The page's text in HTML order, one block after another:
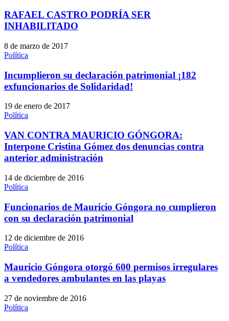
RAFAEL CASTRO PODRÍA SER
INHABILITADO
8 de marzo de 2017
Política
Incumplieron su declaración patrimonial ¡182
exfuncionarios de Solidaridad!
19 de enero de 2017
Política
VAN CONTRA MAURICIO GÓNGORA:
Interpone Cristina Gómez dos denuncias contra
anterior administración
14 de diciembre de 2016
Política
Funcionarios de Mauricio Góngora no cumplieron
con su declaración patrimonial
12 de diciembre de 2016
Política
Mauricio Góngora otorgó 600 permisos irregulares
a vendedores ambulantes en las playas
27 de noviembre de 2016
Política